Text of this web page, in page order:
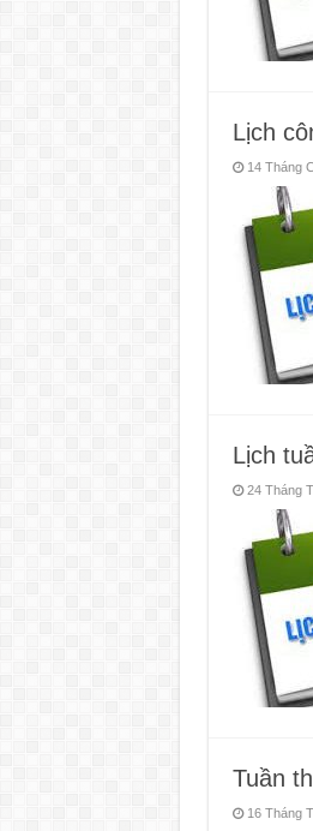
Lịch
14 Tháng
Lịch
24 Tháng
Tuần
16 Tháng